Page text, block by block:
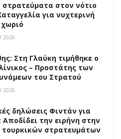
στρατεύματα στον νότιο
για νυχτερινή
2026
Στη Γλαύκη τιμήθηκε ο
– Προστάτης των
του Στρατού
2026
δηλώσεις Φιντάν για
την ειρήνη στην
στρατευμάτων